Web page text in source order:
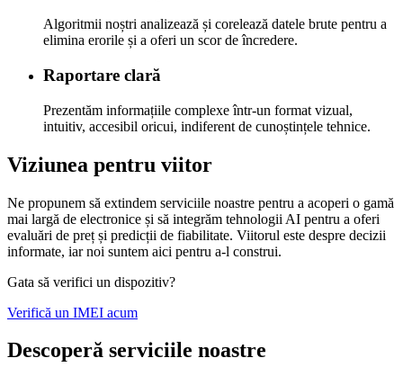
Algoritmii noștri analizează și corelează datele brute pentru a
elimina erorile și a oferi un scor de încredere.
Raportare clară
Prezentăm informațiile complexe într-un format vizual,
intuitiv, accesibil oricui, indiferent de cunoștințele tehnice.
Viziunea pentru viitor
Ne propunem să extindem serviciile noastre pentru a acoperi o gamă
mai largă de electronice și să integrăm tehnologii AI pentru a oferi
evaluări de preț și predicții de fiabilitate. Viitorul este despre decizii
informate, iar noi suntem aici pentru a-l construi.
Gata să verifici un dispozitiv?
Verifică un IMEI acum
Descoperă serviciile noastre